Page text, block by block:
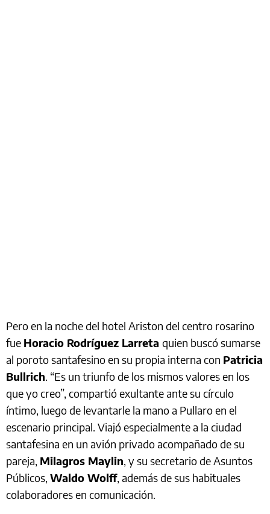
Pero en la noche del hotel Ariston del centro rosarino
fue Horacio Rodríguez Larreta quien buscó sumarse
al poroto santafesino en su propia interna con Patricia
Bullrich. “Es un triunfo de los mismos valores en los
que yo creo”, compartió exultante ante su círculo
íntimo, luego de levantarle la mano a Pullaro en el
escenario principal. Viajó especialmente a la ciudad
santafesina en un avión privado acompañado de su
pareja, Milagros Maylin, y su secretario de Asuntos
Públicos, Waldo Wolff, además de sus habituales
colaboradores en comunicación.